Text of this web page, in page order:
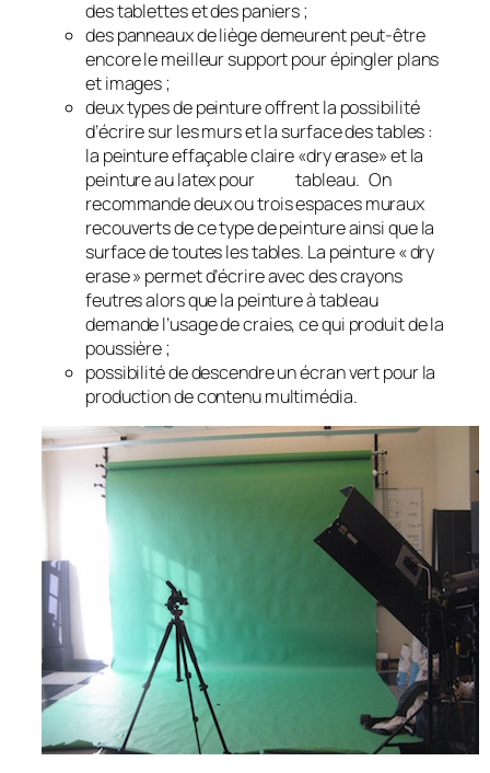
des tablettes et des paniers ;
des panneaux de liège demeurent peut-être
encore le meilleur support pour épingler plans
et images ;
deux types de peinture offrent la possibilité
d’écrire sur les murs et la surface des tables :
la peinture effaçable claire «dry erase» et la
peinture au latex pour tableau. On
recommande deux ou trois espaces muraux
recouverts de ce type de peinture ainsi que la
surface de toutes les tables. La peinture « dry
erase » permet d’écrire avec des crayons
feutres alors que la peinture à tableau
demande l’usage de craies, ce qui produit de la
poussière ;
possibilité de descendre un écran vert pour la
production de contenu multimédia.